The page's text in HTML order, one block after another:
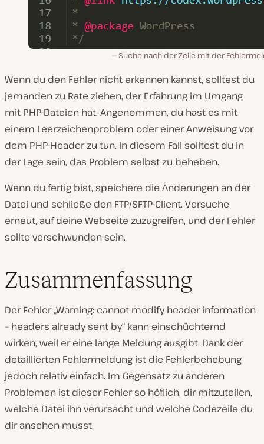
Suche nach der Zeile mit der
Wenn du den Fehler nicht erkennen kannst, solltest du
jemanden zu Rate ziehen, der Erfahrung im Umgang
mit PHP-Dateien hat. Angenommen, du hast es mit
einem Leerzeichenproblem oder einer Anweisung vor
dem PHP-Header zu tun. In diesem Fall solltest du in
der Lage sein, das Problem selbst zu beheben.
Wenn du fertig bist, speichere die Änderungen an der
Datei und schließe den FTP/SFTP-Client. Versuche
erneut, auf deine Webseite zuzugreifen, und der Fehler
sollte verschwunden sein.
Zusammenfassung
Der Fehler „Warning: cannot modify header information
– headers already sent by“ kann einschüchternd
wirken, weil er eine lange Meldung ausgibt. Dank der
detaillierten Fehlermeldung ist die Fehlerbehebung
jedoch relativ einfach. Im Gegensatz zu anderen
Problemen ist dieser Fehler so höflich, dir mitzuteilen,
welche Datei ihn verursacht und welche Codezeile du
dir ansehen musst.